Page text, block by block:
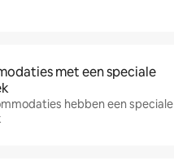
met een speciale
hebben een speciale